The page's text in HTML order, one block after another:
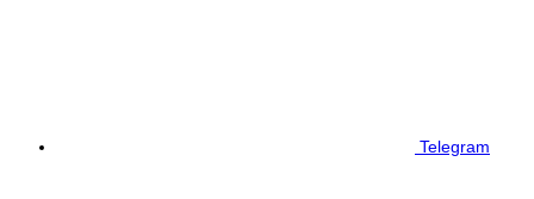
Telegram